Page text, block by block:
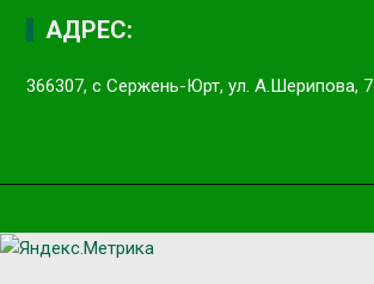
АДРЕС:
366307, с Сержень-Юрт, ул. А.Шерипова, 7